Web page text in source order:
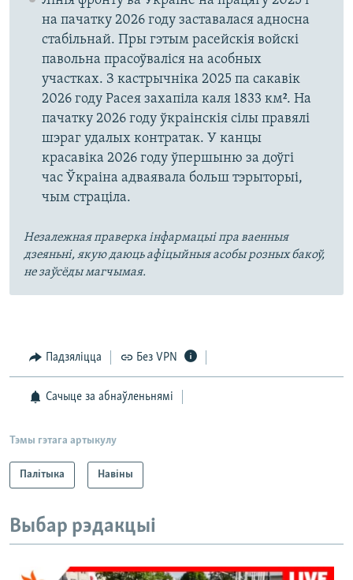
на пачатку 2026 году заставалася адносна
стабільнай. Пры гэтым расейскія войскі
павольна прасоўваліся на асобных
участках. З кастрычніка 2025 па сакавік
2026 году Расея захапіла каля 1833 км². На
пачатку 2026 году ўкраінскія сілы правялі
шэраг удалых контратак. У канцы
красавіка 2026 году ўпершыню за доўгі
час Ўкраіна адваявала больш тэрыторыі,
чым страціла.
Незалежная праверка інфармацыі пра ваенныя
дзеяньні, якую даюць афіцыйныя асобы розных бакоў,
не заўсёды магчымая.
Падзяліцца Без VPN
Сачыце за абнаўленьнямі
Тэмы гэтага артыкулу
Палітыка Навіны
Выбар рэдакцыі